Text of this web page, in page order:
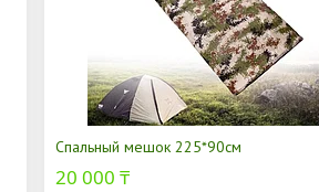
Спальный мешок 225*90см
20 000 ₸